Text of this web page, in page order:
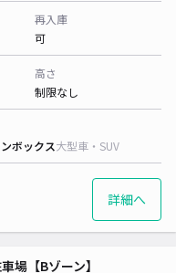
再入庫
可
高さ
制限なし
ボックス大型車・SUV
詳細へ
場【Bゾーン】